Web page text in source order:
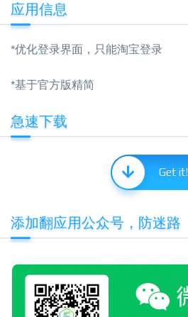
应用信息
*优化登录界面，只能淘宝登录
*基于官方版精简
急速下载
Get it!
添加翻应用公众号，防迷路